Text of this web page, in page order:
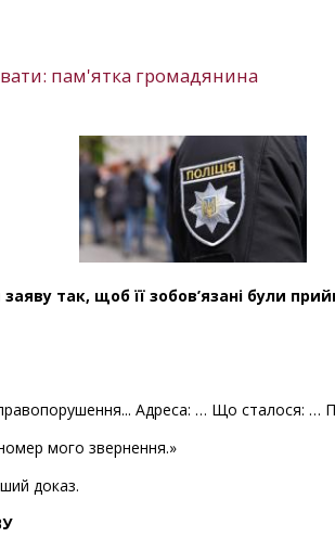
пам'ятка громадянина
так, щоб її зобов’язані були
Адреса: … Що сталося: …
мого звернення.»
доказ.